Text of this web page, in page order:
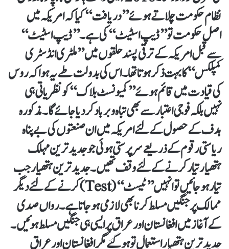
نظام حکومت چلاتے ہوئے ’’دریافت‘‘ کیا کہ امریکہ میں
اصل حکومت تو ’’ڈیپ اسٹیٹ‘‘ کی ہے۔ ’’ڈیپ اسٹیٹ‘‘
سے قبل ا مریکہ کے ترقی پسند حلقوں میں ’’ملٹری انڈسٹری
کمپلکس‘‘ کا بہت ذکر ہوتا تھا۔ اس کی بدولت طے یہ ہوا کہ روس
کی قیادت میں قائم ہوئے ’’کمیونسٹ بلاک‘‘ کو نظریاتی ہی
نہیں بلکہ فوجی اعتبار سے بھی تباہ وبرباد کردیا جائے گا۔ مذکورہ
ہدف کے حصول کے لئے امریکہ میں ان صنعتوں کی بے پناہ
ریاستی رقوم کے ذریعے سرپرستی ہوئی جو جدید ترین مہلک
ہتھیار تیار کرنے کے لئے وقف تھیں۔ جدید ترین ہتھیار جب
تیار ہوجائیں تو انہیں ’’ٹیسٹ‘‘ (Test)کرنے کے لئے دیگر
ممالک پر جنگیں مسلط کرنا بھی لازمی ہوجاتا ہے۔ رواں صدی
کے آغاز میں افغانستان اور عراق پر ایسی ہی جنگیں مسلط ہوئیں۔
جدید ترین ہتھیار استعمال تو ہوگئے مگر افغانستان اور عراق